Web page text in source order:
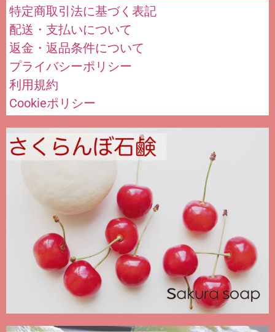
特定商取引法に基づく表記
配送・支払いについて
返金・返品条件について
プライバシーポリシー
利用規約
Cookieポリシー